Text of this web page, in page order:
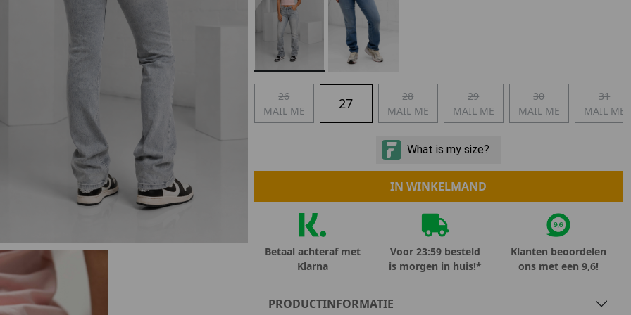
MID SEASON-SALE DAMES MID SEASON-SALE KIDS
26
MAIL ME
27
28
MAIL ME
29
MAIL ME
30
MAIL ME
31
MAIL ME
IN WINKELMAND
Betaal achteraf met
Klarna
Voor 23:59 besteld
is morgen in huis!*
Klanten beoordelen
ons met een 9,6!
PRODUCTINFORMATIE